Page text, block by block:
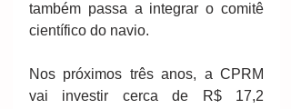
também passa a integrar o comitê
científico do navio.
Nos próximos três anos, a CPRM
vai investir cerca de R$ 17,2